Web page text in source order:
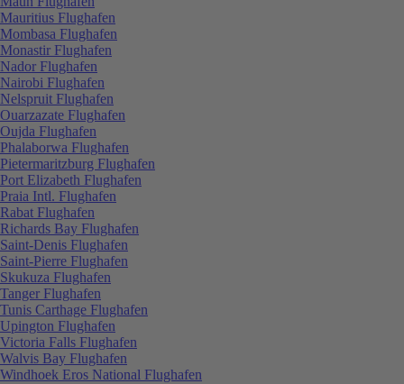
Mauritius Flughafen
Mombasa Flughafen
Monastir Flughafen
Nador Flughafen
Nairobi Flughafen
Nelspruit Flughafen
Ouarzazate Flughafen
Oujda Flughafen
Phalaborwa Flughafen
Pietermaritzburg Flughafen
Port Elizabeth Flughafen
Praia Intl. Flughafen
Rabat Flughafen
Richards Bay Flughafen
Saint-Denis Flughafen
Saint-Pierre Flughafen
Skukuza Flughafen
Tanger Flughafen
Tunis Carthage Flughafen
Upington Flughafen
Victoria Falls Flughafen
Walvis Bay Flughafen
Windhoek Eros National Flughafen